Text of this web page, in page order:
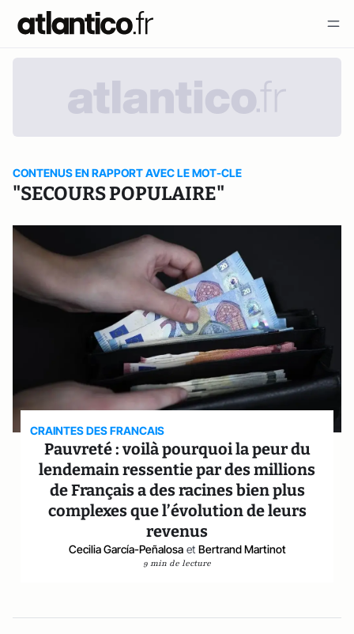
CONTENUS EN RAPPORT AVEC LE MOT-CLE
"SECOURS POPULAIRE"
CRAINTES DES FRANCAIS
Pauvreté : voilà pourquoi la peur du
lendemain ressentie par des millions
de Français a des racines bien plus
complexes que l’évolution de leurs
revenus
Cecilia García-Peñalosa et Bertrand Martinot
9 min de lecture